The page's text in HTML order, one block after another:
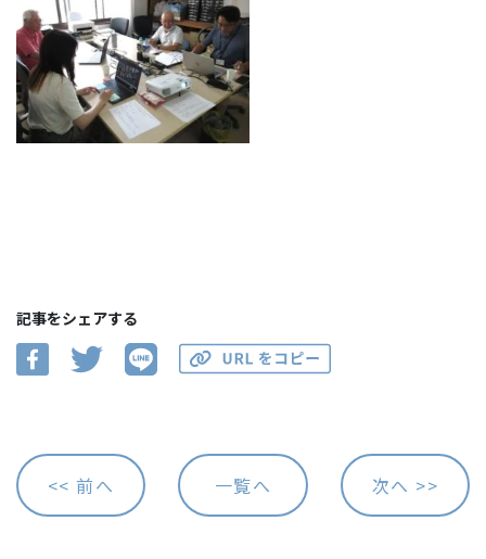
記事をシェアする
<< 前へ 一覧へ 次へ >>